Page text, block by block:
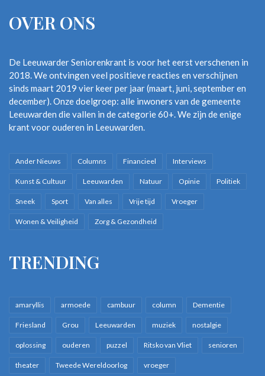
OVER ONS
De Leeuwarder Seniorenkrant is voor het eerst verschenen in
2018. We ontvingen veel positieve reacties en verschijnen
sinds maart 2019 vier keer per jaar (maart, juni, september en
december). Onze doelgroep: alle inwoners van de gemeente
Leeuwarden die vallen in de categorie 60+. We zijn de enige
krant voor ouderen in Leeuwarden.
Ander Nieuws Columns Financieel Interviews
Kunst & Cultuur Leeuwarden Natuur Opinie Politiek
Sneek Sport Van alles Vrije tijd Vroeger
Wonen & Veiligheid Zorg & Gezondheid
TRENDING
amaryllis armoede cambuur column Dementie
Friesland Grou Leeuwarden muziek nostalgie
oplossing ouderen puzzel Ritsko van Vliet senioren
theater Tweede Wereldoorlog vroeger